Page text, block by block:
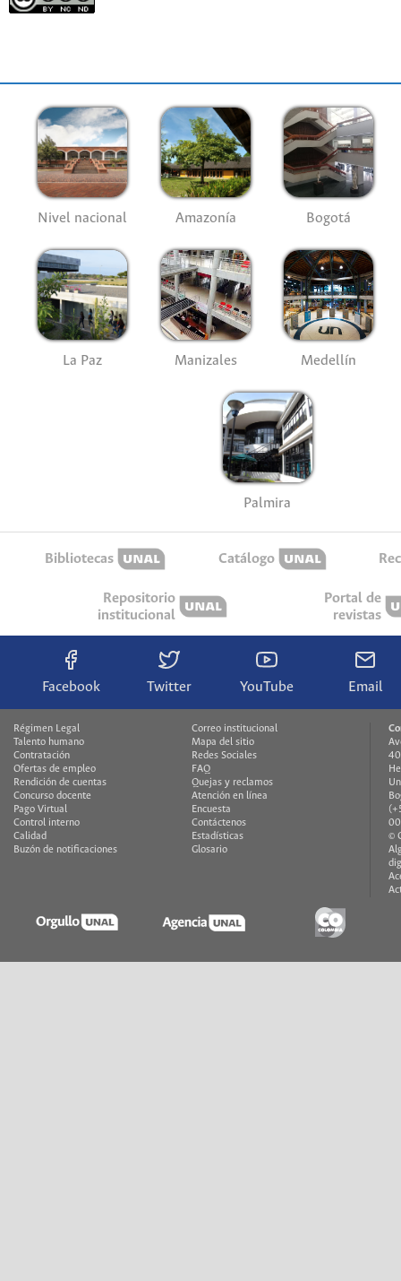
Nivel nacional Amazonía Bogotá
La Paz Manizales Medellín
Palmira
Bibliotecas Catálogo
Repositorio
institucional
Portal de
revistas
Facebook Twitter YouTube Email
Régimen Legal
Talento humano
Contratación
Ofertas de empleo
Rendición de cuentas
Concurso docente
Pago Virtual
Control interno
Calidad
Buzón de notificaciones
Correo institucional
Mapa del sitio
Redes Sociales
FAQ
Quejas y reclamos
Atención en línea
Encuesta
Contáctenos
Estadísticas
Glosario
©